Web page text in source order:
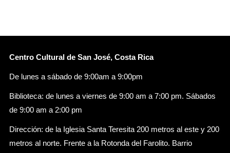
Centro Cultural de San José, Costa Rica
De lunes a sábado de 9:00am a 9:00pm
Biblioteca: de lunes a viernes de 9:00 am a 7:00 pm. Sábados
de 9:00 am a 2:00 pm
Dirección: de la Iglesia Santa Teresita 200 metros al este y 200
metros al norte. Frente a la Rotonda del Farolito. Barrio